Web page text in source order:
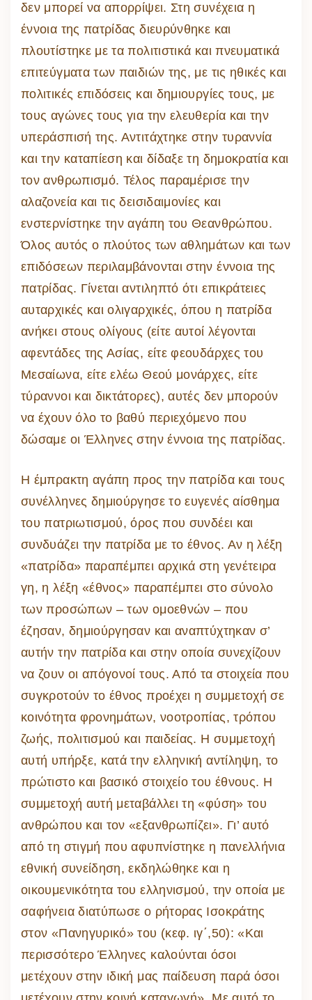
δεν μπορεί να απορρίψει. Στη συνέχεια η
έννοια της πατρίδας διευρύνθηκε και
πλουτίστηκε με τα πολιτιστικά και πνευματικά
επιτεύγματα των παιδιών της, με τις ηθικές και
πολιτικές επιδόσεις και δημιουργίες τους, με
τους αγώνες τους για την ελευθερία και την
υπεράσπισή της. Αντιτάχτηκε στην τυραννία
και την καταπίεση και δίδαξε τη δημοκρατία και
τον ανθρωπισμό. Τέλος παραμέρισε την
αλαζονεία και τις δεισιδαιμονίες και
ενστερνίστηκε την αγάπη του Θεανθρώπου.
Όλος αυτός ο πλούτος των αθλημάτων και των
επιδόσεων περιλαμβάνονται στην έννοια της
πατρίδας. Γίνεται αντιληπτό ότι επικράτειες
αυταρχικές και ολιγαρχικές, όπου η πατρίδα
ανήκει στους ολίγους (είτε αυτοί λέγονται
αφεντάδες της Ασίας, είτε φεουδάρχες του
Μεσαίωνα, είτε ελέω Θεού μονάρχες, είτε
τύραννοι και δικτάτορες), αυτές δεν μπορούν
να έχουν όλο το βαθύ περιεχόμενο που
δώσαμε οι Έλληνες στην έννοια της πατρίδας.
Η έμπρακτη αγάπη προς την πατρίδα και τους
συνέλληνες δημιούργησε το ευγενές αίσθημα
του πατριωτισμού, όρος που συνδέει και
συνδυάζει την πατρίδα με το έθνος. Αν η λέξη
«πατρίδα» παραπέμπει αρχικά στη γενέτειρα
γη, η λέξη «έθνος» παραπέμπει στο σύνολο
των προσώπων – των ομοεθνών – που
έζησαν, δημιούργησαν και αναπτύχτηκαν σ’
αυτήν την πατρίδα και στην οποία συνεχίζουν
να ζουν οι απόγονοί τους. Από τα στοιχεία που
συγκροτούν το έθνος προέχει η συμμετοχή σε
κοινότητα φρονημάτων, νοοτροπίας, τρόπου
ζωής, πολιτισμού και παιδείας. Η συμμετοχή
αυτή υπήρξε, κατά την ελληνική αντίληψη, το
πρώτιστο και βασικό στοιχείο του έθνους. Η
συμμετοχή αυτή μεταβάλλει τη «φύση» του
ανθρώπου και τον «εξανθρωπίζει». Γι’ αυτό
από τη στιγμή που αφυπνίστηκε η πανελλήνια
εθνική συνείδηση, εκδηλώθηκε και η
οικουμενικότητα του ελληνισμού, την οποία με
σαφήνεια διατύπωσε ο ρήτορας Ισοκράτης
στον «Πανηγυρικό» του (κεφ. ιγ΄,50): «Και
περισσότερο Έλληνες καλούνται όσοι
μετέχουν στην ιδική μας παίδευση παρά όσοι